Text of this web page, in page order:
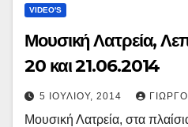
VIDEO'S
Μουσική Λατρεία,
20 και 21.06.2014
5 ΙΟΥΛΊΟΥ, 2014
Μουσική Λατρεία, στα